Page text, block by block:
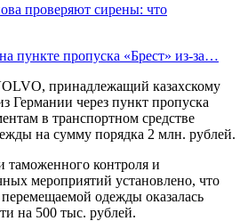
проверяют сирены: что
пункте пропуска «Брест» из-за…
принадлежащий казахскому
Германии через пункт пропуска
в транспортном средстве
на сумму порядка 2 млн. рублей.
таможенного контроля и
мероприятий установлено, что
одежды оказалась
на 500 тыс. рублей.